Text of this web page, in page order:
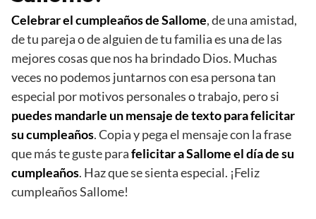
Celebrar el cumpleaños de Sallome, de una amistad,
de tu pareja o de alguien de tu familia es una de las
mejores cosas que nos ha brindado Dios. Muchas
veces no podemos juntarnos con esa persona tan
especial por motivos personales o trabajo, pero si
puedes mandarle un mensaje de texto para felicitar
su cumpleaños. Copia y pega el mensaje con la frase
que más te guste parafelicitar a Sallome el día de su
cumpleaños. Haz que se sienta especial. ¡Feliz
cumpleaños Sallome!